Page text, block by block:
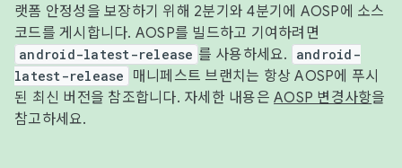
랫폼 안정성을 보장하기 위해 2분기와 4분기에 AOSP에 소스
코드를 게시합니다. AOSP를 빌드하고 기여하려면
android-latest-release 를 사용하세요.
android-
latest-release
매니페스트 브랜치는 항상 AOSP에 푸시
된 최신 버전을 참조합니다. 자세한 내용은 AOSP 변경사항을
참고하세요.